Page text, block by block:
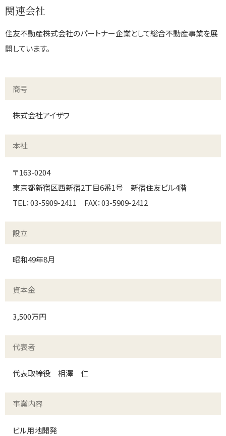
関連会社
住友不動産株式会社のパートナー企業として総合不動産事業を展
開しています。
商号
株式会社アイザワ
本社
〒163-0204
東京都新宿区西新宿2丁目6番1号 新宿住友ビル4階
TEL：03-5909-2411 FAX：03-5909-2412
設立
昭和49年8月
資本金
3,500万円
代表者
代表取締役 相澤 仁
事業内容
ビル用地開発